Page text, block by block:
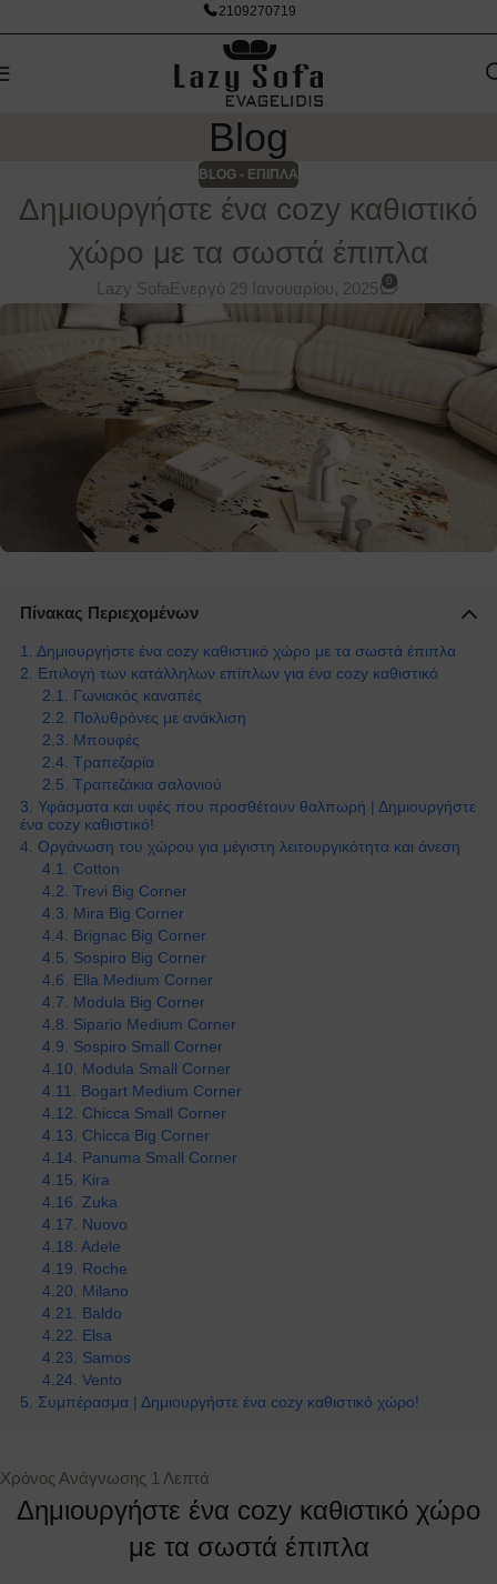
2109270719
Blog
BLOG - ΕΠΙΠΛΑ
Δημιουργήστε ένα cozy καθιστικό
χώρο με τα σωστά έπιπλα
Lazy SofaΕνεργό 29 Ιανουαρίου, 2025 0
Πίνακας Περιεχομένων
Δημιουργήστε ένα cozy καθιστικό χώρο με τα σωστά έπιπλα
Επιλογή των κατάλληλων επίπλων για ένα cozy καθιστικό
Γωνιακός καναπές
Πολυθρόνες με ανάκλιση
Μπουφές
Τραπεζαρία
Τραπεζάκια σαλονιού
Υφάσματα και υφές που προσθέτουν θαλπωρή | Δημιουργήστε
ένα cozy καθιστικό!
Οργάνωση του χώρου για μέγιστη λειτουργικότητα και άνεση
Cotton
Trevi Big Corner
Mira Big Corner
Brignac Big Corner
Sospiro Big Corner
Ella Medium Corner
Modula Big Corner
Sipario Medium Corner
Sospiro Small Corner
Modula Small Corner
Bogart Medium Corner
Chicca Small Corner
Chicca Big Corner
Panuma Small Corner
Kira
Zuka
Nuovo
Adele
Roche
Milano
Baldo
Elsa
Samos
Vento
Συμπέρασμα | Δημιουργήστε ένα cozy καθιστικό χώρο!
Δημιουργήστε ένα cozy καθιστικό χώρο
με τα σωστά έπιπλα